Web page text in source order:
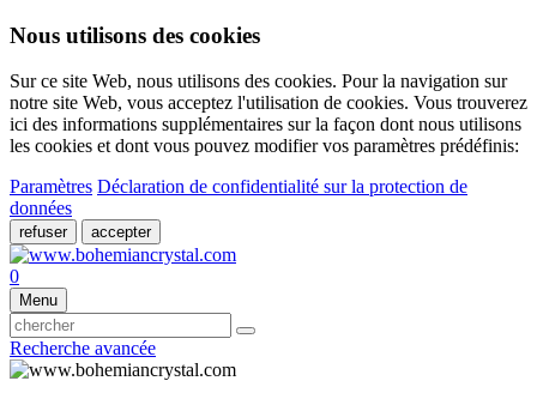
Nous utilisons des cookies
Sur ce site Web, nous utilisons des cookies. Pour la navigation sur
notre site Web, vous acceptez l'utilisation de cookies. Vous trouverez
ici des informations supplémentaires sur la façon dont nous utilisons
les cookies et dont vous pouvez modifier vos paramètres prédéfinis:
Paramètres Déclaration de confidentialité sur la protection de
données
refuser accepter
0
Menu
Recherche avancée